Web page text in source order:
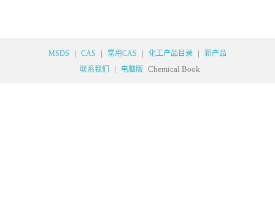
MSDS | CAS | 常用CAS | 化工产品目录 |
新产品
联系我们
| 电脑版 Chemical Book